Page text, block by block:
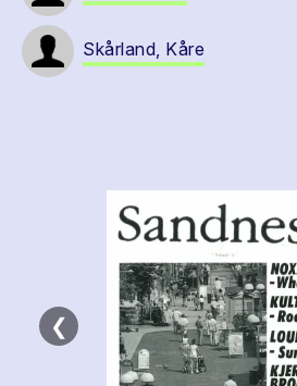
Skårland, Kåre
❮